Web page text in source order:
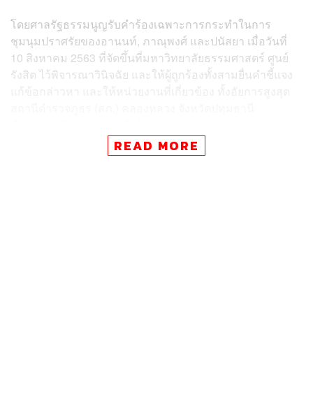
โดยศาลรัฐธรรมนูญรับคำร้องเฉพาะการกระทำในการ
ชุมนุมปราศรัยของอานนท์, ภาณุพงศ์ และปนัสยา เมื่อวันที่
10 สิงหาคม 2563 ที่จัดขึ้นที่มหาวิทยาลัยธรรมศาสตร์ ศูนย์
รังสิต ไว้พิจารณาวินิจฉัย และให้ผู้ถูกร้องทั้งสามยื่นคำชี้แจง
ชาติ สำนักข่าวกรองแห่งชาติ และมหาวิทยาลัยธรรมศาสตร์
จัดส่งเอกสารหลักฐานที่เกี่ยวข้อง
READ MORE